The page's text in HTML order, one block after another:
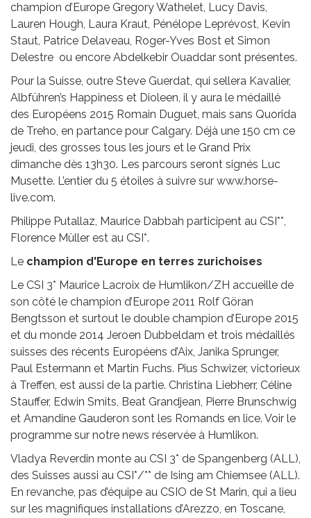
champion d’Europe Gregory Wathelet, Lucy Davis,
Lauren Hough, Laura Kraut, Pénélope Leprévost, Kevin
Staut, Patrice Delaveau, Roger-Yves Bost et Simon
Delestre ou encore Abdelkebir Ouaddar sont présentes.
Pour la Suisse, outre Steve Guerdat, qui sellera Kavalier,
Albführen’s Happiness et Dioleen, il y aura le médaillé
des Européens 2015 Romain Duguet, mais sans Quorida
de Treho, en partance pour Calgary. Déjà une 150 cm ce
jeudi, des grosses tous les jours et le Grand Prix
dimanche dès 13h30. Les parcours seront signés Luc
Musette. L’entier du 5 étoiles à suivre sur www.horse-
live.com.
Philippe Putallaz, Maurice Dabbah participent au CSI**,
Florence Müller est au CSI*.
Le champion d'Europe en terres zurichoises
Le CSI 3* Maurice Lacroix de Humlikon/ZH accueille de
son côté le champion d’Europe 2011 Rolf Göran
Bengtsson et surtout le double champion d’Europe 2015
et du monde 2014 Jeroen Dubbeldam et trois médaillés
suisses des récents Européens d’Aix, Janika Sprunger,
Paul Estermann et Martin Fuchs. Pius Schwizer, victorieux
à Treffen, est aussi de la partie. Christina Liebherr, Céline
Stauffer, Edwin Smits, Beat Grandjean, Pierre Brunschwig
et Amandine Gauderon sont les Romands en lice. Voir le
programme sur notre news réservée à Humlikon.
Vladya Reverdin monte au CSI 3* de Spangenberg (ALL),
des Suisses aussi au CSI*/** de Ising am Chiemsee (ALL).
En revanche, pas d’équipe au CSIO de St Marin, qui a lieu
sur les magnifiques installations d’Arezzo, en Toscane,